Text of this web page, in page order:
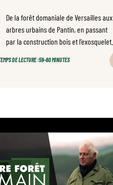
De la forêt domaniale de Versailles aux
arbres urbains de Pantin, en passant
par la construction bois et l’exosquelette
DE LECTURE :59–60 MINUTES